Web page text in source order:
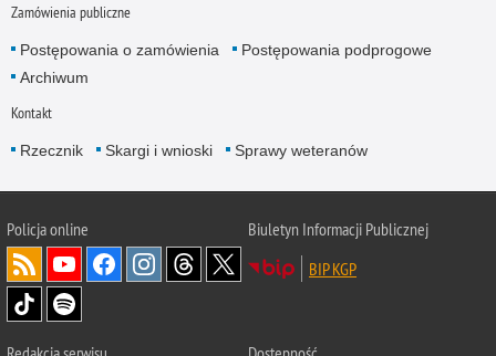
Zamówienia publiczne
Postępowania o zamówienia
Postępowania podprogowe
Archiwum
Kontakt
Rzecznik Skargi i wnioski Sprawy weteranów
Policjaonline
Biuletyn Informacji Publicznej
BIP KGP